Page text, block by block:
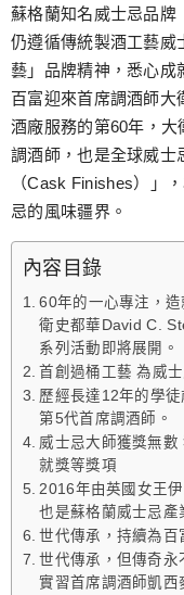
跳
至
主
要
內
容
蘇格蘭知名威士忌品牌
仍遵循傳統製酒工藝威
藝」品牌精神，悉心成
百富迎來首席調酒師
酒廠服務的第60年，
調酒師，也是全球威士
（Cask Finishes）」
忌的風味疆界。
內容目錄
60年的一心專注，
衛史都華David C.
系列活動即將展開。
首創過桶工藝 為威
歷經長達12年的學
第5代首席調酒師。
威士忌大師獲獎無
就獎等獎項
2016年由英國女王
也是蘇格蘭威士忌產
世代傳承，持續為百
世代傳承，但傳奇永
實習首席調酒師凱